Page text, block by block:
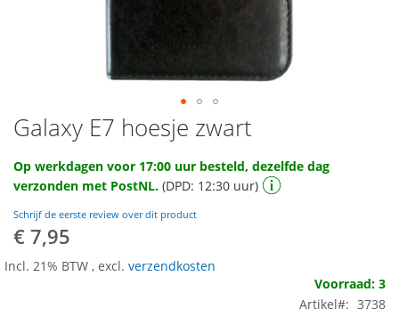
Ga
naar
het
begin
van
de
afbeeldingen-
gallerij
Galaxy E7 hoesje zwart
Op werkdagen voor 17:00 uur besteld, dezelfde dag
verzonden met PostNL. (DPD: 12:30 uur)
Schrijf de eerste review over dit product
€ 7,95
Incl. 21% BTW , excl. verzendkosten
Voorraad: 3
Artikel
3738